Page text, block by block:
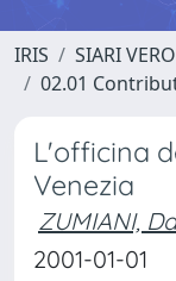
IRIS SIARI
02.01
L'officina
Venezia
ZUMIANI,
2001-01-01